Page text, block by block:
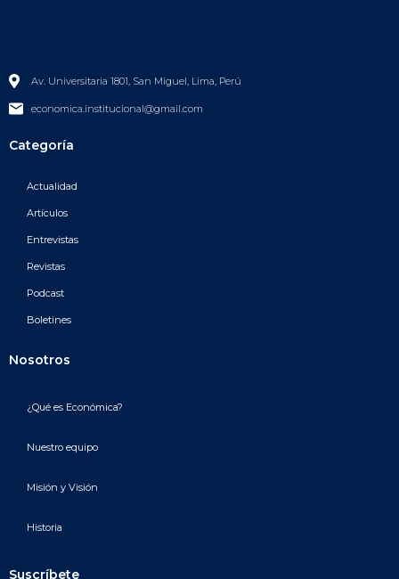
Av. Universitaria 1801, San Miguel, Lima, Perú
economica.institucional@gmail.com
Categoría
Actualidad
Artículos
Entrevistas
Revistas
Podcast
Boletines
Nosotros
¿Qué es Económica?
Nuestro equipo
Misión y Visión
Historia
Suscríbete